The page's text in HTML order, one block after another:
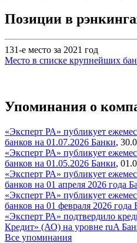
Позиции в
131-е место за 2021 год
Место в списке крупнейших
Упоминания о
«Эксперт РА» публикует
банков на 01.07.2026 Банки,
«Эксперт РА» публикует
банков на 01.05.2026 Банки,
«Эксперт РА» публикует
банков на 01 апреля 2026 года
«Эксперт РА» публикует
банков на 01 февраля 2026 года
«Эксперт РА» подтвердило
Кредит» (АО) на уровне ruA
Все упоминания